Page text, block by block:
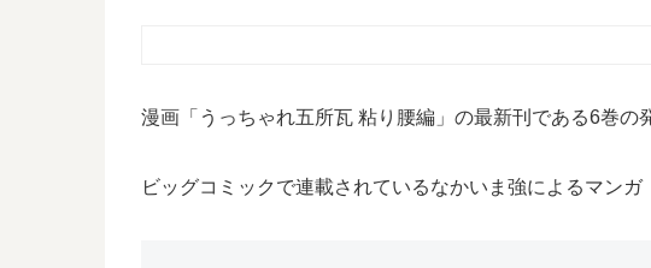
漫画「うっちゃれ五所瓦 粘り腰編」の最新刊である6巻の
ビッグコミックで連載されているなかいま強によるマン